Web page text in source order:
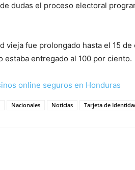
dudas el proceso electoral
vieja fue prolongado hasta el 15
estaba entregado al 100 por ciento.
online seguros en Honduras
Nacionales Noticias Tarjeta de